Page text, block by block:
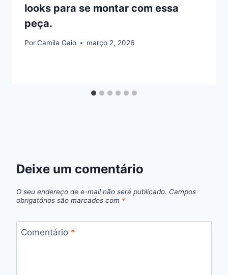
looks para se montar com essa
peça.
PorCamila Gaio março 2, 2026
Deixe um comentário
O seu endereço de e-mail não será publicado. Campos
obrigatórios são marcados com *
Comentário *